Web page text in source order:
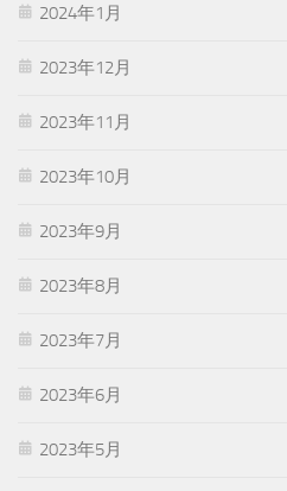
2024年1月
2023年12月
2023年11月
2023年10月
2023年9月
2023年8月
2023年7月
2023年6月
2023年5月